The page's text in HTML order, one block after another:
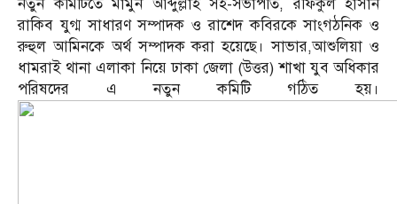
নতুন কমিটিতে মামুন আব্দুল্লাহ সহ-সভাপতি, রফিকুল হাসান
রাকিব যুগ্ম সাধারণ সম্পাদক ও রাশেদ কবিরকে সাংগঠনিক ও
রুহুল আমিনকে অর্থ সম্পাদক করা হয়েছে। সাভার,আশুলিয়া ও
ধামরাই থানা এলাকা নিয়ে ঢাকা জেলা (উত্তর) শাখা যুব অধিকার
পরিষদের এ নতুন কমিটি গঠিত হয়।